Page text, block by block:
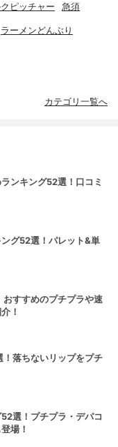
クピッチャー 急須
ラーメンどんぶり
カテゴリ一覧へ
ンキング52選！口コミ
グ52選！パレット&単
すすめのプチプラや速
！
落ちないリップをプチ
選！プチプラ・デパコ
場！